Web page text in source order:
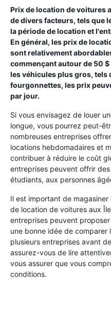
Prix de location de voitures
de divers facteurs, tels que
la période de location et
En général, les prix de
sont relativement
commençant autour de 50
les véhicules plus gros, tels
fourgonnettes, les prix
par jour.
Si vous envisagez de louer
longue, vous pourrez peut-
nombreuses entreprises
locations hebdomadaires et
contribuer à réduire le coût
entreprises peuvent offrir
étudiants, aux personnes
Il est important de
de location de voitures aux
entreprises peuvent
une bonne idée de comparer
plusieurs entreprises avant
assurez-vous de lire
vous assurer que vous
conditions.